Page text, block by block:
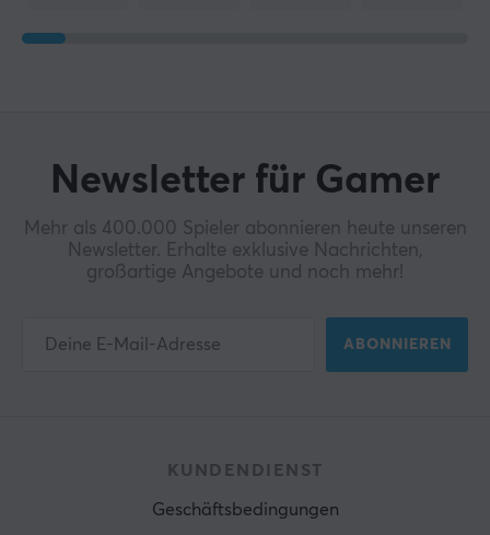
Newsletter für Gamer
Mehr als 400.000 Spieler abonnieren heute unseren
Newsletter. Erhalte exklusive Nachrichten,
großartige Angebote und noch mehr!
ABONNIEREN
KUNDENDIENST
Geschäftsbedingungen